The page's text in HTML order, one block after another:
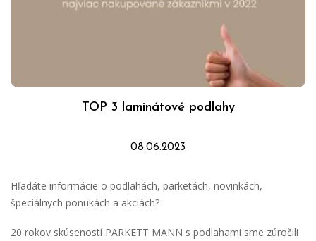
TOP 3 laminátové podlahy
08.06.2023
Hľadáte informácie o podlahách, parketách, novinkách,
špeciálnych ponukách a akciách?
20 rokov skúseností PARKETT MANN s podlahami sme zúročili